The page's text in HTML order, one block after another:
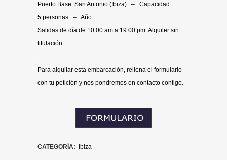
Puerto Base: San Antonio (Ibiza) – Capacidad:
5 personas – Año:
Salidas de día de 10:00 am a 19:00 pm. Alquiler sin
titulación.
Para alquilar esta embarcación, rellena el formulario
con tu petición y nos pondremos en contacto contigo.
CATEGORÍA: Ibiza